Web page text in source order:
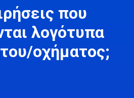
που
λογότυπα
οχήματος;